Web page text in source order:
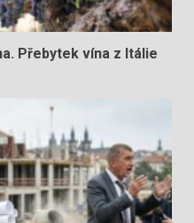
Přebytek vína z Itálie